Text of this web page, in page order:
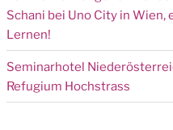
Schani bei Uno City in
Lernen!
Seminarhotel
Refugium Hochstrass